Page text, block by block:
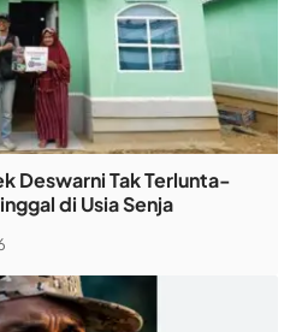
Deswarni Tak Terlunta-
di Usia Senja